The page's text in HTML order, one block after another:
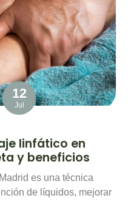
12
Jul
linfático en
y beneficios
es una técnica
de líquidos, mejorar